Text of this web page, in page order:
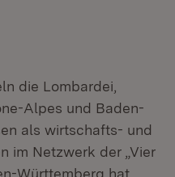
die Lombardei,
Alpes und Baden-
als wirtschafts- und
im Netzwerk der „Vier
Württemberg hat